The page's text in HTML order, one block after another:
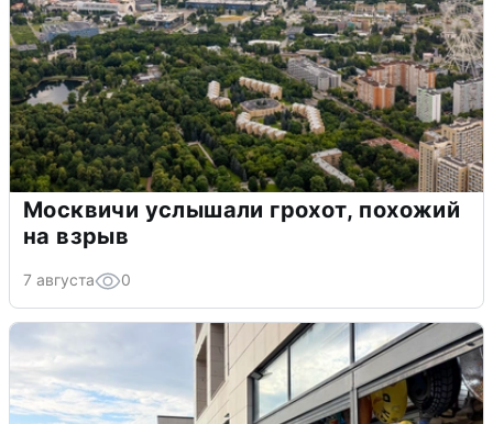
Москвичи услышали грохот, похожий
на взрыв
7 августа 0